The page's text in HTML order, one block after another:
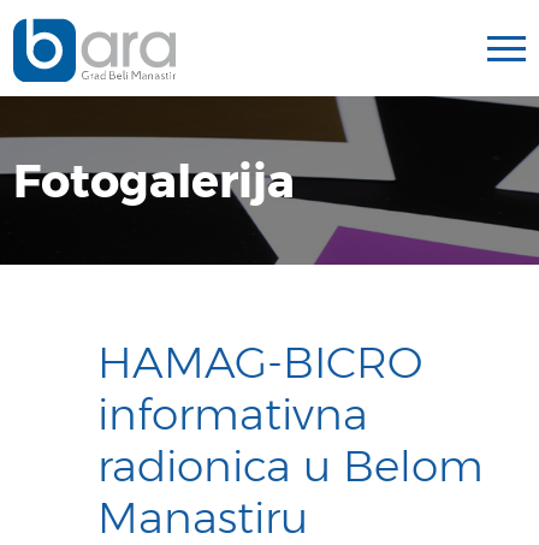
Fotogalerija
HAMAG-BICRO
informativna
radionica u Belom
Manastiru